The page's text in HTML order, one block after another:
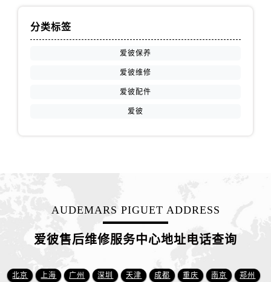
江苏省连云港市海州区通灌北路爱彼售后服务中心（需提前预约）
江西省抚州市临川区赣东大道爱彼售后服务中心（需提前预约）
分类标签
爱彼保养
爱彼维修
爱彼配件
爱彼
AUDEMARS PIGUET ADDRESS
爱彼售后维修服务中心地址电话查询
北京 上海 广州 深圳 天津 成都 重庆 南京 郑州